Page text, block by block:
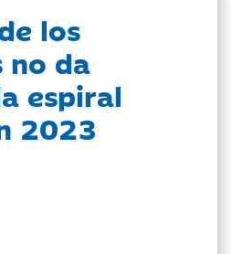
los
no da
espiral
2023